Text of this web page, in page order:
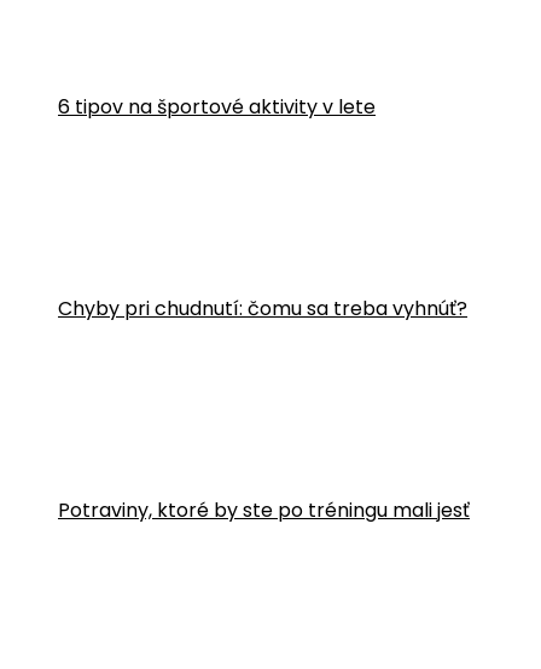
6 tipov na športové aktivity v lete
Chyby pri chudnutí: čomu sa treba vyhnúť?
Potraviny, ktoré by ste po tréningu mali jesť